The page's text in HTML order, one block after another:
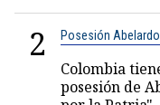
2 Posesión
Colombia
posesión de